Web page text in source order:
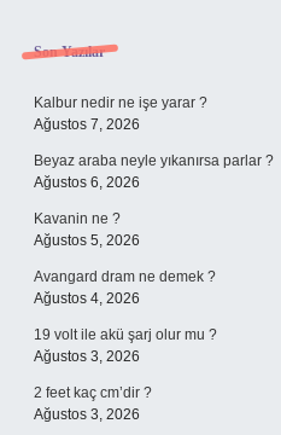
Sidebar
Son Yazılar
Kalbur nedir ne işe yarar ?
Ağustos 7, 2026
Beyaz araba neyle yıkanırsa parlar ?
Ağustos 6, 2026
Kavanin ne ?
Ağustos 5, 2026
Avangard dram ne demek ?
Ağustos 4, 2026
19 volt ile akü şarj olur mu ?
Ağustos 3, 2026
2 feet kaç cm’dir ?
Ağustos 3, 2026